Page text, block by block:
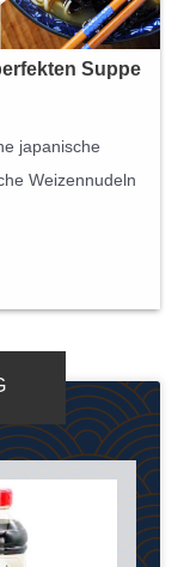
Suppe
japanische
Weizennudeln